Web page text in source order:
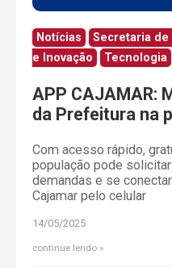
Notícias
Secretaria
e Inovação
Tecnologia
APP CAJAMAR:
da Prefeitura na
Com acesso rápido,
população pode
demandas e se
Cajamar pelo celular
14/05/2025
continue lendo